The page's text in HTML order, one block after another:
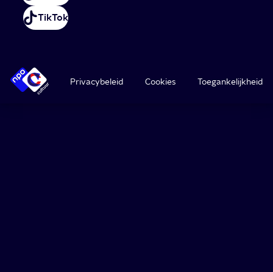
TikTok
Privacybeleid Cookies Toegankelijkheid